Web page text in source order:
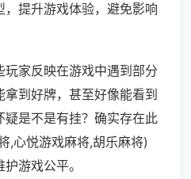
提升游戏体验，避免影响
家反映在游戏中遇到部分
到好牌，甚至好像能看到
是不是有挂？确实存在此
,心悦游戏麻将,胡乐麻将)
游戏公平。